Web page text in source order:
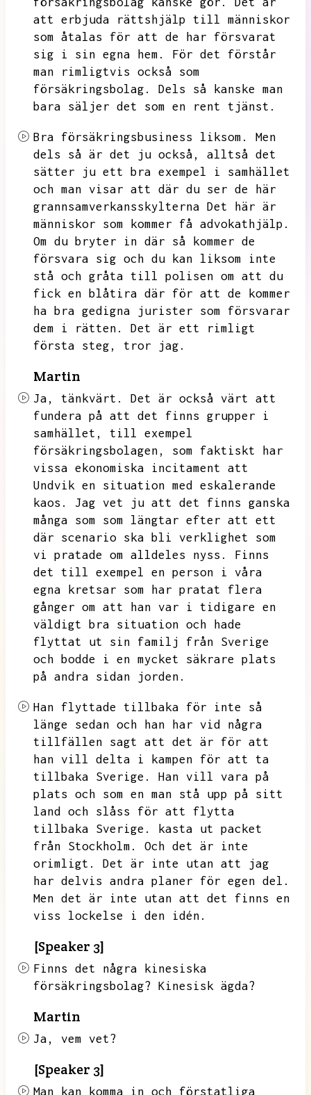
att erbjuda rättshjälp till människor
som åtalas för att de har försvarat
sig i sin egna hem.
För det förstår
man rimligtvis också som
försäkringsbolag.
Dels så kanske man
bara säljer det som en rent tjänst.
Bra försäkringsbusiness liksom.
Men
dels så är det ju också,
alltså det
sätter ju ett bra exempel i samhället
och man visar att där du ser de här
grannsamverkansskylterna Det här är
människor som kommer få advokathjälp.
Om du bryter in där så kommer de
försvara sig och du kan liksom inte
stå och gråta till polisen om att du
fick en blåtira där för att de kommer
ha bra gedigna jurister som försvarar
dem i rätten.
Det är ett rimligt
första steg,
tror jag.
Martin
Ja, tänkvärt.
Det är också värt att
fundera på att det finns grupper i
samhället,
till exempel
försäkringsbolagen,
som faktiskt har
vissa ekonomiska incitament att
Undvik en situation med eskalerande
kaos.
Jag vet ju att det finns ganska
många som som längtar efter att ett
där scenario ska bli verklighet som
vi pratade om alldeles nyss.
Finns
det till exempel en person i våra
egna kretsar som har pratat flera
gånger om att han var i tidigare en
väldigt bra situation och hade
flyttat ut sin familj från Sverige
och bodde i en mycket säkrare plats
på andra sidan jorden.
Han flyttade tillbaka för inte så
länge sedan och han har vid några
tillfällen sagt att det är för att
han vill delta i kampen för att ta
tillbaka Sverige.
Han vill vara på
plats och som en man stå upp på sitt
land och slåss för att flytta
tillbaka Sverige.
kasta ut packet
från Stockholm.
Och det är inte
orimligt.
Det är inte utan att jag
har delvis andra planer för egen del.
Men det är inte utan att det finns en
viss lockelse i den idén.
[Speaker 3]
Finns det några kinesiska
försäkringsbolag? Kinesisk ägda?
Martin
Ja, vem vet?
[Speaker 3]
Man kan komma in och förstatliga